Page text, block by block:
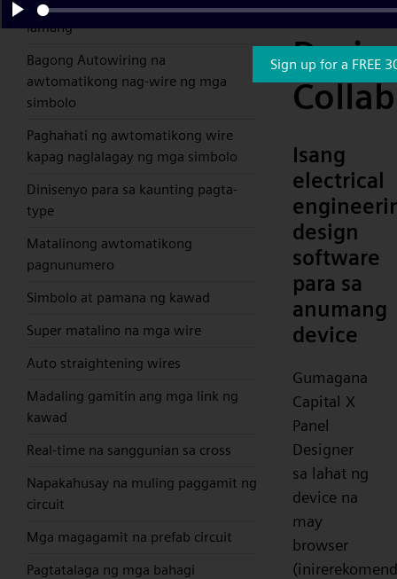
install, simpleng pag-drag at drop
lamang
Bagong Autowiring na
awtomatikong nag-wire ng mga
simbolo
Paghahati ng awtomatikong wire
kapag naglalagay ng mga simbolo
Dinisenyo para sa kaunting pagta-
type
Matalinong awtomatikong
pagnunumero
Simbolo at pamana ng kawad
Super matalino na mga wire
Auto straightening wires
Madaling gamitin ang mga link ng
kawad
Real-time na sanggunian sa cross
Napakahusay na muling paggamit ng
circuit
Mga magagamit na prefab circuit
Pagtatalaga ng mga bahagi
Isang
electrical
design
software
para sa
anumang
device
Gumagana
Capital X
Panel
Designer
sa lahat ng
device na
may
browser
Play
Sign up for a FREE